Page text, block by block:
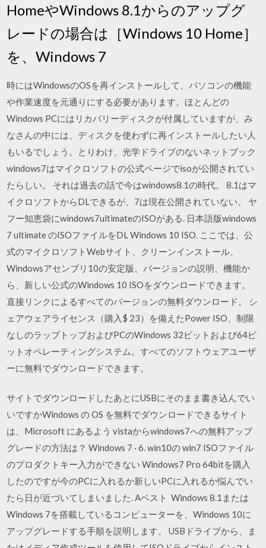
HomeやWindows 8.1からのアップグ
レードの場合は［Windows 10 Home］
を、Windows 7
時にはWindowsのOSを再インストールして、パソコンの機能
や作業速度を元通りにする必要があります。ほとんどの
Windows PCにはリカバリーディスクが付属していますが、み
なさんの中には、ディスクを使わずに再インストールしたい人
もいるでしょう。とりわけ、光学ドライブのないネットブック
windows7はマイクロソフトの公式ページでisoが公開されてい
たらしい。 それは過去の話で今はwindows8.1の時代。 8.1はマ
イクロソフトからDLできるが、7は現在公開されていない。 ヤ
フー知恵袋にwindows7ultimateのISOがある. 日本語版windows
7 ultimate のISOファイルをDL Windows 10 ISO. ここでは、公
式のマイクロソフトWebサイト、クリーンインストール、
Windowsアセンブリ10の安定版、バージョンの説明、機能か
ら、新しい公式のWindows 10 ISOをダウンロードできます。
直接リンクによるすべてのバージョンの無料ダウンロード。 シ
ェアウェアライセンス（購入$ 23）を備えたPower ISO、制限
なしのラップトップおよびPCのWindows 32ビットおよび64ビ
ットオペレーティングシステム。すべてのソフトウェアユーザ
ーに無料でダウンロードできます。
サイトでダウンロードしたあとにUSBにそのまま書き込んでい
いですかWindows の OS を無料でダウンロードできるサイト
は、Microsoft にあるよう vistaからwindows7への無料アップ
グレードの方法は？ Windows 7 · 6. win10の win7 ISOファイル
のプロダクトキー入力ができない Windows7 Pro 64bitを購入
したのですが今のPCに入れるか新しいPCに入れるか悩んでい
たら日が近づいてしまいました. Aベスト Windows 8.1または
Windows 7を搭載しているコンピューターを、Windows 10に
アップグレードする手順を説明します。 USBドライブから、ま